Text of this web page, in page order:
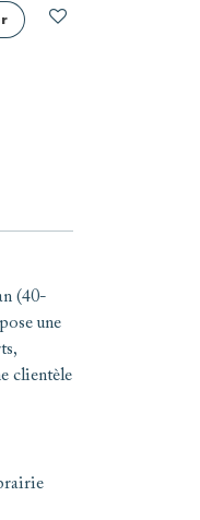
(40-
une
clientèle